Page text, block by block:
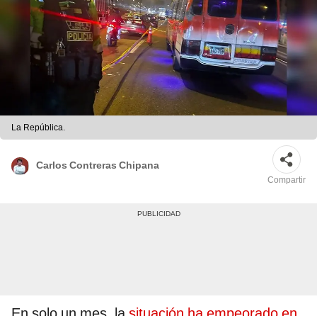
La República.
Carlos Contreras Chipana
Compartir